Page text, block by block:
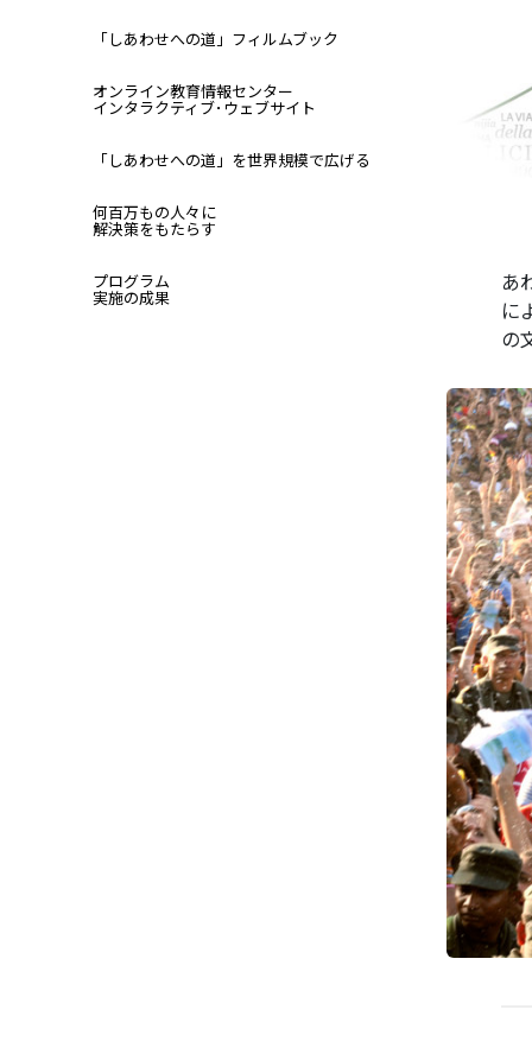
あ
に
の
「しあわせへの道」フィルムブック
オンライン教育情報センター
インタラクティブ･ウェブサイト
「しあわせへの道」を世界規模で広げる
何百万もの人々に
解決策をもたらす
プログラム
実施の成果